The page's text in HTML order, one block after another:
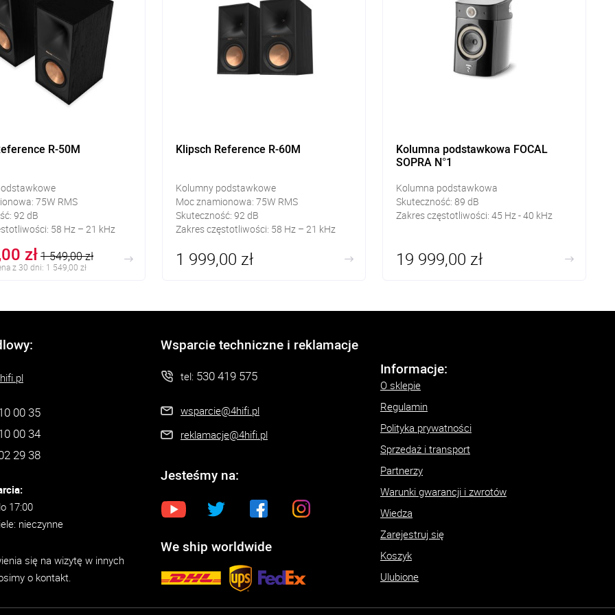
R-50M
75W RMS
92 dB
58 Hz – 21 kHz
zł1 549,00 zł
z 30 dni: 1 549,00 zł
Klipsch Reference R-60M
Kolumny podstawkowe
Moc znamionowa: 75W RMS
Skuteczność: 92 dB
Zakres częstotliwości: 58 Hz – 21 kHz
1 999,00 zł
Kolumna podstawkowa FOCAL
SOPRA N°1
Kolumna podstawkowa
Skuteczność: 89 dB
Zakres częstotliwości: 45 Hz - 40 kHz
19 999,00 zł
00 35
00 34
29 38
17:00
nieczynne
się na wizytę w innych
o kontakt.
Wsparcie techniczne i reklamacje
tel: 530 419 575
wsparcie@4hifi.pl
reklamacje@4hifi.pl
Jesteśmy na:
We ship worldwide
Informacje:
O sklepie
Regulamin
Polityka prywatności
Sprzedaż i transport
Partnerzy
Warunki gwarancji i zwrotów
Wiedza
Zarejestruj się
Koszyk
Ulubione